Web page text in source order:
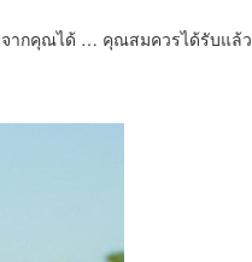
จากคุณได้ … คุณสมควรได้รับแล้ว